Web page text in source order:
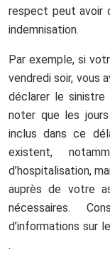
respect peut avoir
indemnisation.
Par exemple, si
vendredi soir, vous
déclarer le
noter que les
inclus dans ce
existent,
d’hospitalisation,
auprès de votre
nécessaires.
d’informations sur le
.